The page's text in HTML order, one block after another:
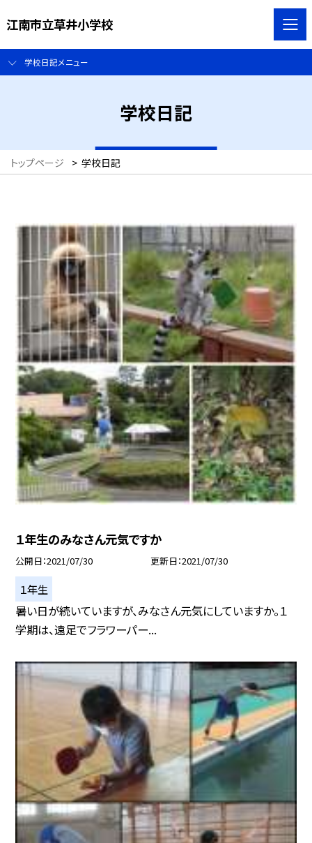
江南市立草井小学校
学校日記メニュー
学校日記
トップページ > 学校日記
１年生のみなさん元気ですか
公開日 2021/07/30 更新日 2021/07/30
１年生
暑い日が続いていますが、みなさん元気にしていますか。１
学期は、遠足でフラワーパー...